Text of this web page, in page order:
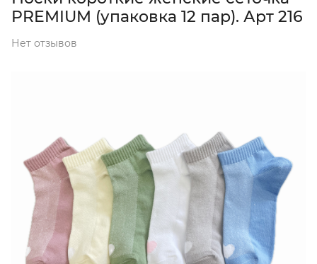
PREMIUM (упаковка 12 пар). Арт 216
Нет отзывов